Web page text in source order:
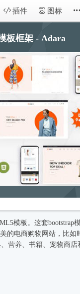
插件 图标
板框架 - Adara
模板 。这套bootstrap
的电商购物网站，比如
营养、书籍、宠物商